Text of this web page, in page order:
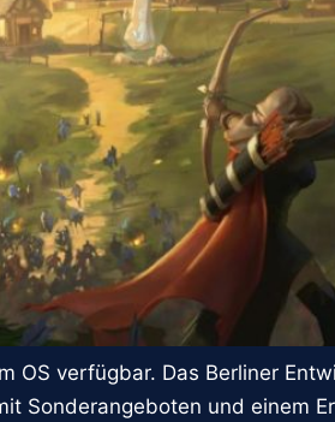
OS verfügbar. Das Berliner
Sonderangeboten und einem